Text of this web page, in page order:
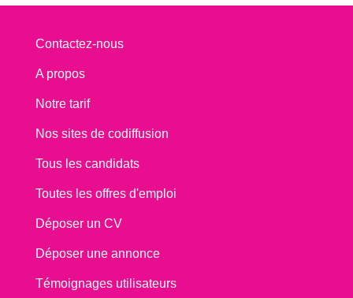
Contactez-nous
A propos
Notre tarif
Nos sites de codiffusion
Tous les candidats
Toutes les offres d'emploi
Déposer un CV
Déposer une annonce
Témoignages utilisateurs